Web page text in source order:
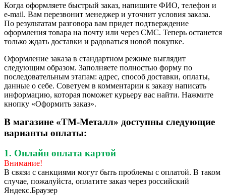
Когда оформляете быстрый заказ, напишите ФИО, телефон и
e-mail. Вам перезвонит менеджер и уточнит условия заказа.
По результатам разговора вам придет подтверждение
оформления товара на почту или через СМС. Теперь останется
только ждать доставки и радоваться новой покупке.
Оформление заказа в стандартном режиме выглядит
следующим образом. Заполняете полностью форму по
последовательным этапам: адрес, способ доставки, оплаты,
данные о себе. Советуем в комментарии к заказу написать
информацию, которая поможет курьеру вас найти. Нажмите
кнопку «Оформить заказ».
В магазине «ТМ-Металл» доступны следующие
варианты оплаты:
1. Онлайн оплата картой
Внимание!
В связи с санкциями могут быть проблемы с оплатой. В таком
случае, пожалуйста, оплатите заказ через российский
Яндекс.Браузер